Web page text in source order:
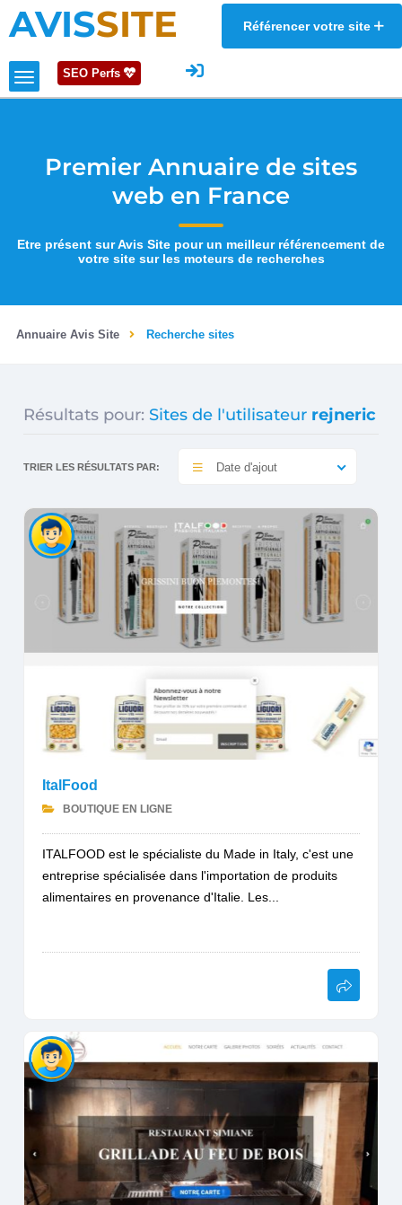
AVISSITE Référencer votre site
SEO Perfs
Premier Annuaire de sites
web en France
Etre présent sur Avis Site pour un meilleur référencement de
votre site sur les moteurs de recherches
Annuaire Avis Site Recherche sites
Résultats pour: Sites de l'utilisateur rejneric
TRIER LES RÉSULTATS PAR: Date d'ajout
ItalFood
BOUTIQUE EN LIGNE
ITALFOOD est le spécialiste du Made in Italy, c'est une
entreprise spécialisée dans l'importation de produits
alimentaires en provenance d'Italie. Les...